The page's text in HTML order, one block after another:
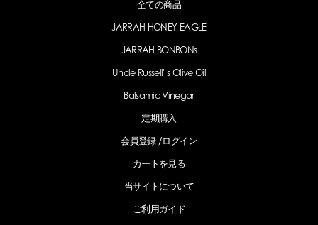
全ての商品
JARRAH HONEY EAGLE
JARRAH BONBONs
Uncle Russell' s Olive Oil
Balsamic Vinegar
定期購入
会員登録 /ログイン
カートを見る
当サイトについて
ご利用ガイド